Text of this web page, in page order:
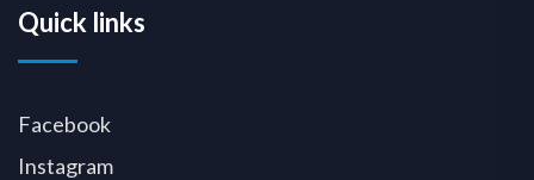
Quick links
Facebook
Instagram